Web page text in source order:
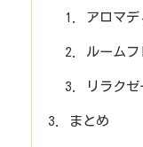
アロマデ
ルームフ
リラク
まとめ